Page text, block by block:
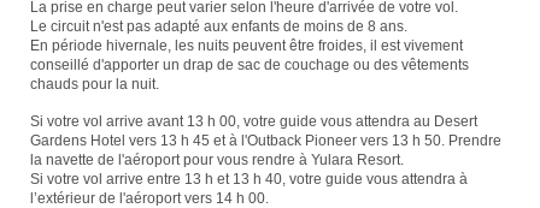
La prise en charge peut varier selon l'heure d'arrivée de votre vol.
Le circuit n'est pas adapté aux enfants de moins de 8 ans.
En période hivernale, les nuits peuvent être froides, il est vivement
conseillé d'apporter un drap de sac de couchage ou des vêtements
chauds pour la nuit.
Si votre vol arrive avant 13 h 00, votre guide vous attendra au Desert
Gardens Hotel vers 13 h 45 et à l'Outback Pioneer vers 13 h 50. Prendre
la navette de l'aéroport pour vous rendre à Yulara Resort.
Si votre vol arrive entre 13 h et 13 h 40, votre guide vous attendra à
l’extérieur de l'aéroport vers 14 h 00.